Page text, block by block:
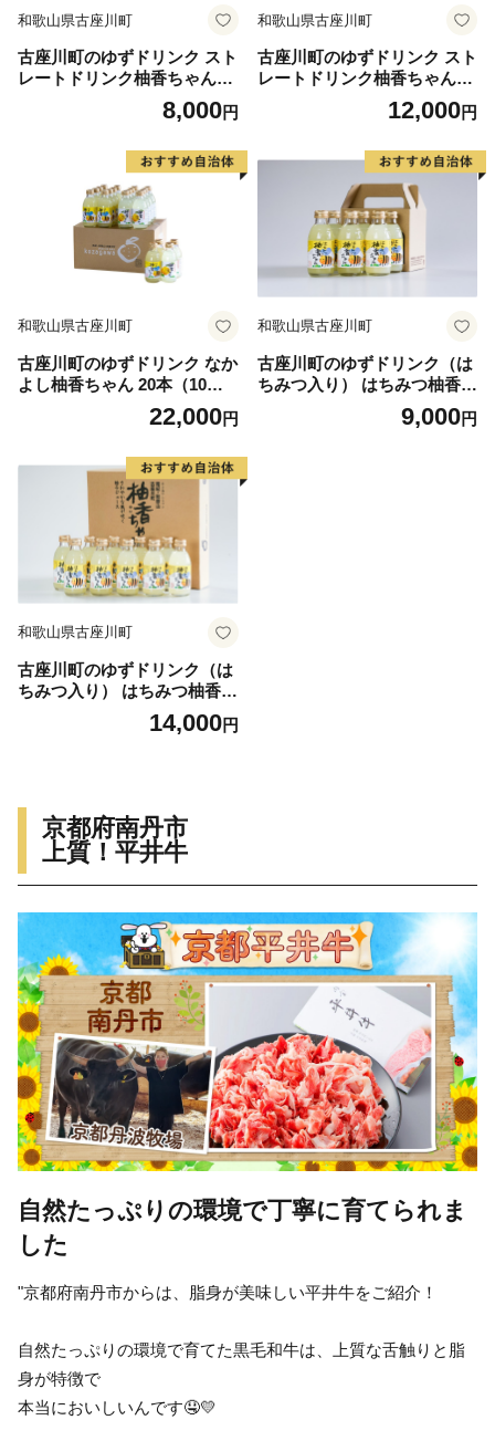
和歌山県古座川町
古座川町のゆずドリンク スト
レートドリンク柚香ちゃん
（6本入り） ゆず 柚子 柚 ユ
ズ ジュース ドリンク【yuz10
8,000円
和歌山県古座川町
古座川町のゆずドリンク スト
レートドリンク柚香ちゃん
（10本入り）ゆず 柚子 柚 ユ
ズ ジュース ドリンク【yuz10
12,000円
和歌山県古座川町
古座川町のゆずドリンク なか
よし柚香ちゃん 20本（10本×
2種） ゆず 柚子 柚 ユズ ジュ
ース ドリンク【yuz102B】
22,000円
和歌山県古座川町
古座川町のゆずドリンク（は
ちみつ入り） はちみつ柚香ち
ゃん 160ml（6本入） ゆず 柚
子 柚 ユズ ジュース ドリンク
9,000円
和歌山県古座川町
古座川町のゆずドリンク（は
ちみつ入り） はちみつ柚香ち
ゃん 160ml（10本入） ゆず
柚子 柚 ユズ ジュース ドリン
14,000円
京都府南丹市
上質！平井牛
自然たっぷりの環境で丁寧に育てられま
した
"京都府南丹市からは、脂身が美味しい平井牛をご紹介！
自然たっぷりの環境で育てた黒毛和牛は、上質な舌触りと脂
身が特徴で
本当においしいんです🤤💛